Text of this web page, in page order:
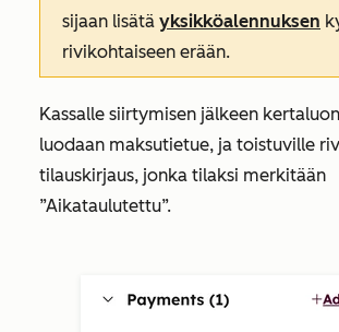
sijaan lisätä yksikköalennuksen
rivikohtaiseen erään.
Kassalle siirtymisen jälkeen
luodaan maksutietue, ja toistuville
tilauskirjaus, jonka tilaksi merkitään
”Aikataulutettu”.